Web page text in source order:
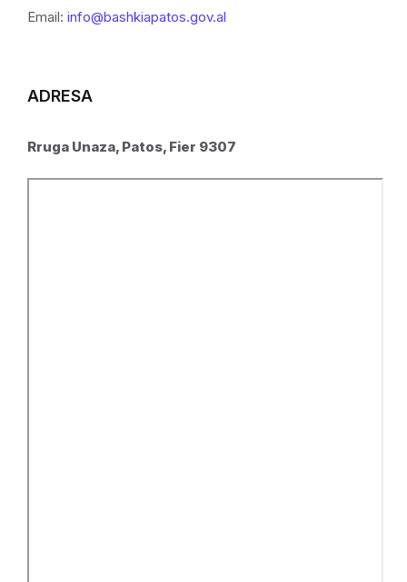
Email: info@bashkiapatos.gov.al
ADRESA
Rruga Unaza, Patos, Fier 9307